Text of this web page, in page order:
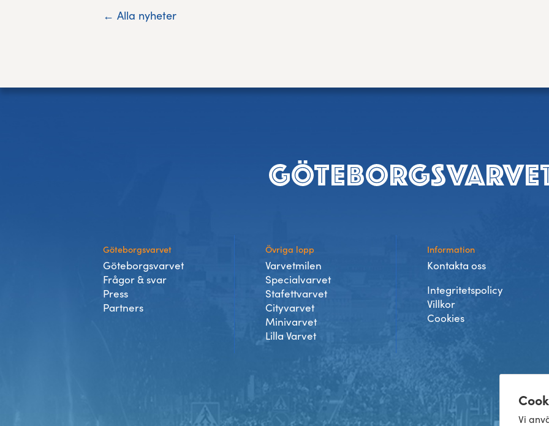
Vi
← Alla nyheter
Göteborgsvarvet
Göteborgsvarvet
Frågor & svar
Press
Partners
Övriga lopp
Varvetmilen
Specialvarvet
Stafettvarvet
Cityvarvet
Minivarvet
Lilla Varvet
Information
Kontakta oss
Integritetspolicy
Villkor
Cookies